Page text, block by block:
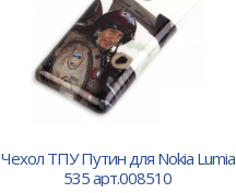
Чехол ТПУ Путин для Nokia Lumia
535 арт.008510